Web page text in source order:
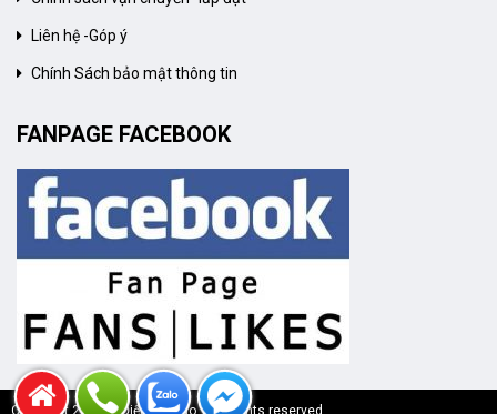
Liên hệ -Góp ý
Chính Sách bảo mật thông tin
FANPAGE FACEBOOK
Copyright 2020 © Điện Máy No 1 All rights reserved.